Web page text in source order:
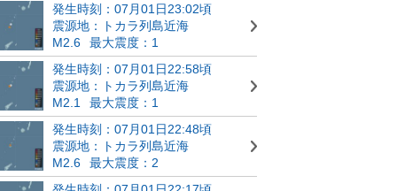
発生時刻：07月01日23:02頃
震源地：トカラ列島近海
M2.6
最大震度：1
発生時刻：07月01日22:58頃
震源地：トカラ列島近海
M2.1
最大震度：1
発生時刻：07月01日22:48頃
震源地：トカラ列島近海
M2.6
最大震度：2